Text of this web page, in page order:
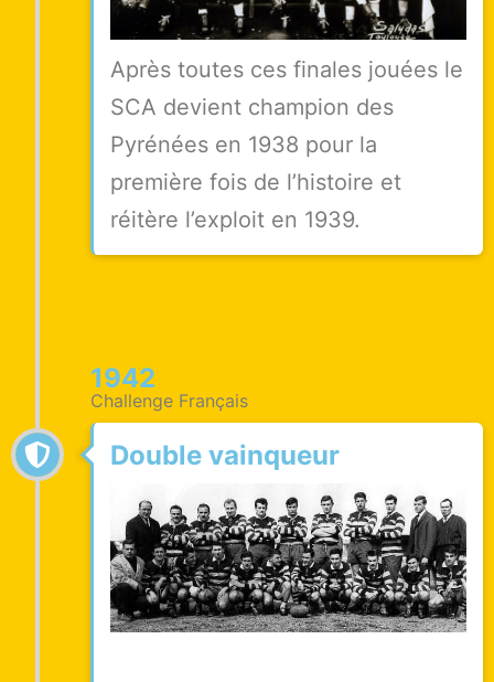
Après toutes ces finales jouées le
SCA devient champion des
Pyrénées en 1938 pour la
première fois de l’histoire et
réitère l’exploit en 1939.
1942
Challenge Français
Double vainqueur